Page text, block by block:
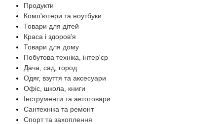
Продукти
Комп'ютери та ноутбуки
Товари для дітей
Краса і здоров'я
Товари для дому
Побутова техніка, інтер'єр
Дача, сад, город
Одяг, взуття та аксесуари
Офіс, школа, книги
Інструменти та автотовари
Сантехніка та ремонт
Спорт та захоплення